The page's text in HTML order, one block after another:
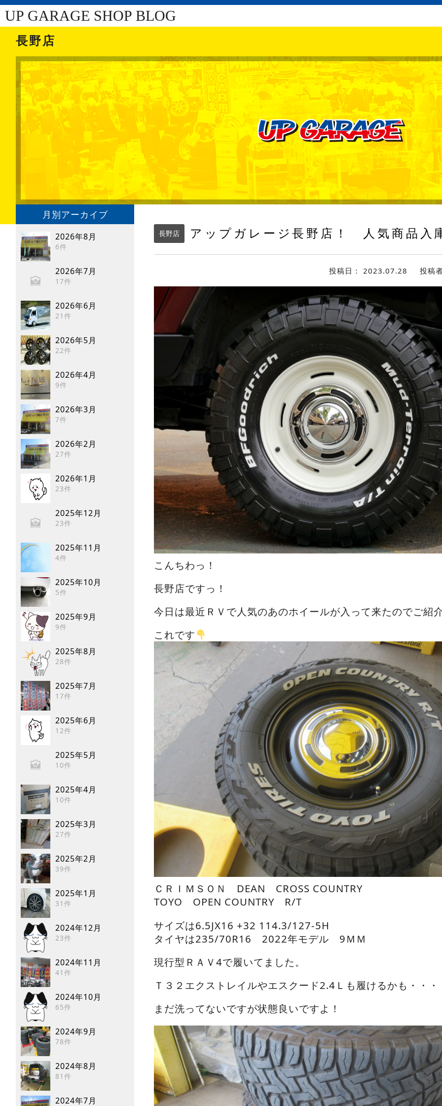
UP GARAGE SHOP BLOG
長野店
月別アーカイブ
2026年8月
6件
2026年7月
17件
2026年6月
21件
2026年5月
22件
2026年4月
9件
2026年3月
7件
2026年2月
27件
2026年1月
23件
2025年12月
23件
2025年11月
4件
2025年10月
5件
2025年9月
9件
2025年8月
28件
2025年7月
17件
2025年6月
12件
2025年5月
10件
2025年4月
10件
2025年3月
27件
2025年2月
39件
2025年1月
31件
2024年12月
23件
2024年11月
41件
2024年10月
65件
2024年9月
78件
2024年8月
81件
2024年7月
長野店 アップガレージ長野店！ 人気商品入
投稿日： 2023.07.28 投稿
こんちわっ！
長野店ですっ！
今日は最近ＲＶで人気のあのホイールが入って来たのでご紹
これです
ＣＲＩＭＳＯＮ DEAN CROSS COUNTRY
TOYO OPEN COUNTRY R/T
サイズは6.5JX16 +32 114.3/127-5H
タイヤは235/70R16 2022年モデル 9ＭＭ
現行型ＲＡＶ4で履いてました。
Ｔ３２エクストレイルやエスクード2.4Ｌも履けるかも・・・
まだ洗ってないですが状態良いですよ！